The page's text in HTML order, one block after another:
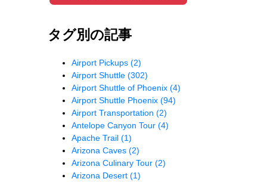
タグ別の記事
Airport Pickups (2)
Airport Shuttle (302)
Airport Shuttle of Phoenix (4)
Airport Shuttle Phoenix (94)
Airport Transportation (2)
Antelope Canyon Tour (4)
Apache Trail (1)
Arizona Caves (2)
Arizona Culinary Tour (2)
Arizona Desert (1)